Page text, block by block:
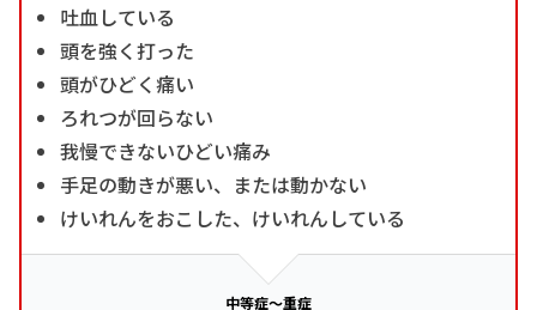
吐血している
頭を強く打った
頭がひどく痛い
ろれつが回らない
我慢できないひどい痛み
手足の動きが悪い、または動かない
けいれんをおこした、けいれんしている
中等症～重症